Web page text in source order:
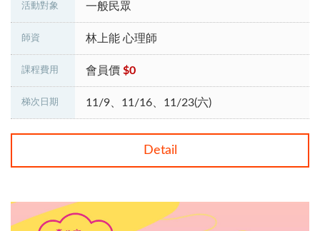
活動對象 一般民眾
師資 林上能 心理師
課程費用 會員價 $0
梯次日期 11/9、11/16、11/23(六)
Detail